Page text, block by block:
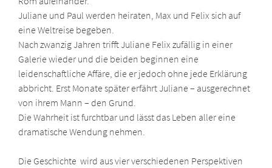
Juliane und Paul werden heiraten, Max und Felix sich auf
eine Weltreise begeben.
Nach zwanzig Jahren trifft Juliane Felix zufällig in einer
Galerie wieder und die beiden beginnen eine
leidenschaftliche Affäre, die er jedoch ohne jede Erklärung
abbricht. Erst Monate später erfährt Juliane – ausgerechnet
von ihrem Mann – den Grund.
Die Wahrheit ist furchtbar und lässt das Leben aller eine
dramatische Wendung nehmen.
Die Geschichte wird aus vier verschiedenen Perspektiven